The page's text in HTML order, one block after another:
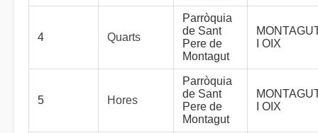
4 Quarts
Parròquia
de Sant
Pere de
Montagut
I OIX
5 Hores
Parròquia
de Sant
Pere de
Montagut
I OIX